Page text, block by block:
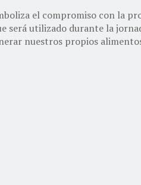
el compromiso con la
será utilizado durante la
nuestros propios